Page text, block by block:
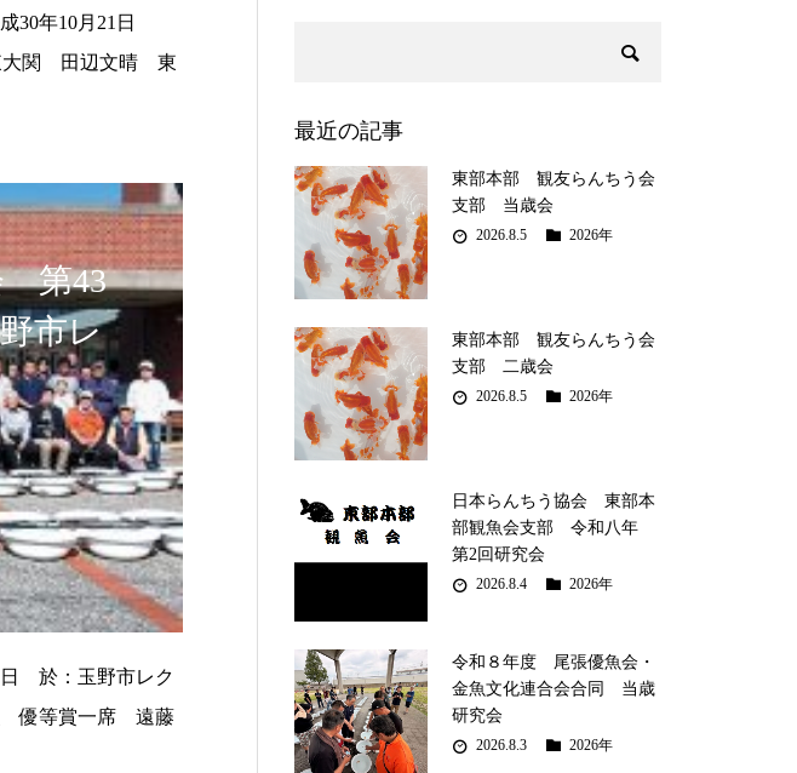
30年10月21日
大関 田辺文晴 東
第43
市レ
於：玉野市レク
優等賞一席 遠藤
最近の記事
東部本部 観友らんちう会
支部 当歳会
2026.8.5 2026年
東部本部 観友らんちう会
支部 二歳会
2026.8.5 2026年
日本らんちう協会 東部本
部観魚会支部 令和八年
第2回研究会
2026.8.4 2026年
令和８年度 尾張優魚会・
金魚文化連合会合同 当歳
研究会
2026.8.3 2026年